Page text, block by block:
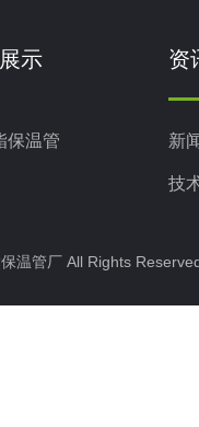
示
保温管
资
新
技
温管厂 All Rights